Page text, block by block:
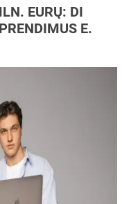
EURŲ: DI
E.